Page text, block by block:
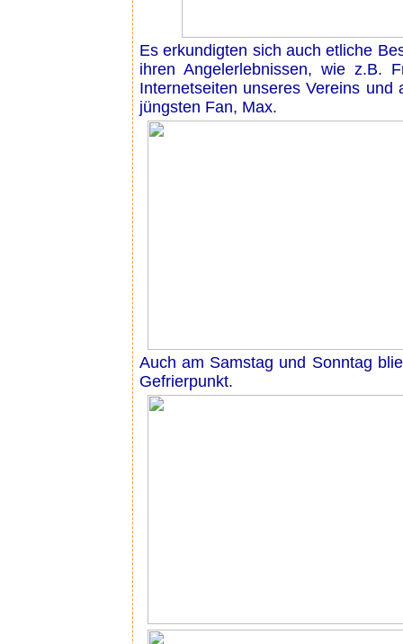
Es erkundigten sich auch etliche
ihren Angelerlebnissen, wie z.B.
Internetseiten unseres Vereins und
jüngsten Fan, Max.
Auch am Samstag und Sonntag
Gefrierpunkt.